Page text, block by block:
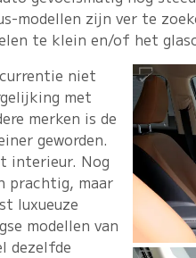
modellen zijn ver te
te klein en/of het
niet
met
merken is de
geworden.
interieur. Nog
prachtig, maar
luxueuze
modellen van
dezelfde